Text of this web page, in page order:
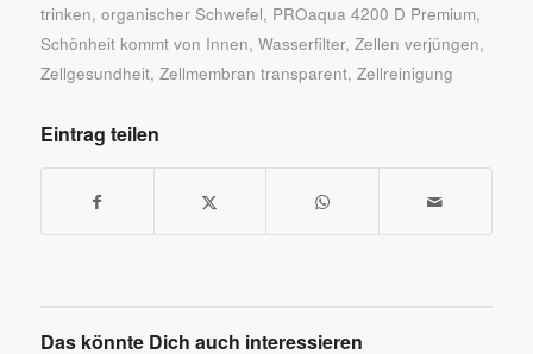
trinken, organischer Schwefel, PROaqua 4200 D Premium,
Schönheit kommt von Innen, Wasserfilter, Zellen verjüngen,
Zellgesundheit, Zellmembran transparent, Zellreinigung
Eintrag teilen
Das könnte Dich auch interessieren